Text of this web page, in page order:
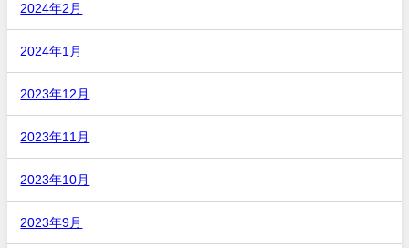
2024年2月
2024年1月
2023年12月
2023年11月
2023年10月
2023年9月